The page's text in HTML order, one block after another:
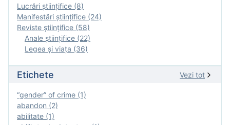
Lucrări științifice (8)
Manifestări ştiinţifice (24)
Reviste ştiinţifice (58)
Anale ştiinţifice (22)
Legea şi viaţa (36)
Etichete Vezi tot
“gender” of crime (1)
abandon (2)
abilitate (1)